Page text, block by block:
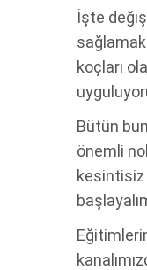
İşte
koçları
Bütün
önemli
kesintisiz